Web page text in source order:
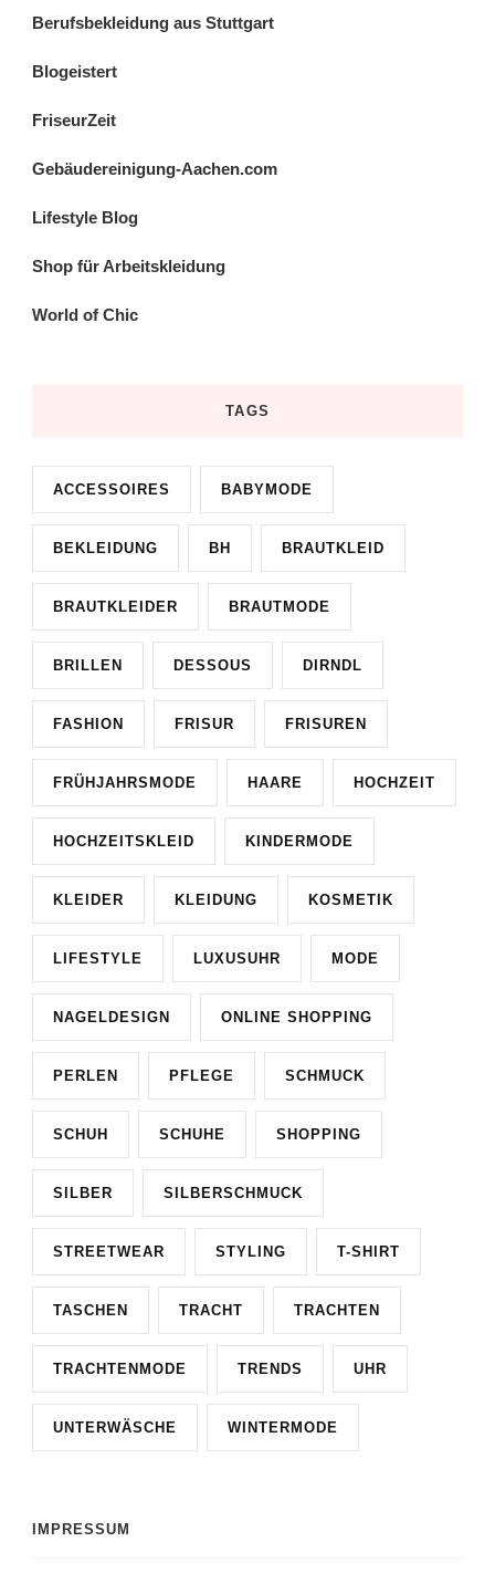
Berufsbekleidung aus Stuttgart
Blogeistert
FriseurZeit
Gebäudereinigung-Aachen.com
Lifestyle Blog
Shop für Arbeitskleidung
World of Chic
TAGS
ACCESSOIRES BABYMODE
BEKLEIDUNG BH BRAUTKLEID
BRAUTKLEIDER BRAUTMODE
BRILLEN DESSOUS DIRNDL
FASHION FRISUR FRISUREN
FRÜHJAHRSMODE HAARE HOCHZEIT
HOCHZEITSKLEID KINDERMODE
KLEIDER KLEIDUNG KOSMETIK
LIFESTYLE LUXUSUHR MODE
NAGELDESIGN ONLINE SHOPPING
PERLEN PFLEGE SCHMUCK
SCHUH SCHUHE SHOPPING
SILBER SILBERSCHMUCK
STREETWEAR STYLING T-SHIRT
TASCHEN TRACHT TRACHTEN
TRACHTENMODE TRENDS UHR
UNTERWÄSCHE WINTERMODE
IMPRESSUM